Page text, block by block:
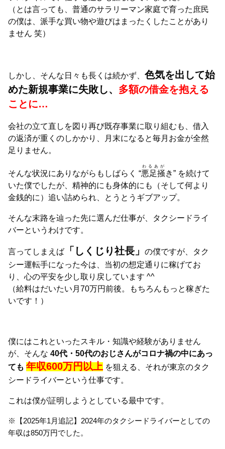
（とは言っても、普通のサラリーマン家庭で育った庶民
の僕は、派手な買い物や遊びはまったくしたことがあり
ません 笑）
しかし、そんな日々も長くは続かず、色気を出して始
めた新規事業に失敗し、 多額の借金を抱える
ことに…
会社の立て直しを図り再び既存事業に取り組むも、借入
の返済が重くのしかかり、月末になると毎月お金が全然
足りません。
そんな状況にありながらもしばらく “悪足掻
わるあが
き” を続けて
いた僕でしたが、精神的にも身体的にも（そして何より
金銭的に）追い詰められ、とうとうギブアップ。
そんな末路を辿った先に選んだ仕事が、タクシードライ
バーというわけです。
言ってしまえば 「しくじり社長」の僕ですが、タク
シー運転手になった今は、当初の想定通りに稼げてお
り、心の平安を少し取り戻しています ^^
（給料はだいたい月70万円前後。もちろんもっと稼ぎた
いです！）
僕にはこれといったスキル・知識や経験がありません
が、そんな40代・50代のおじさんがコロナ禍の中にあっ
ても 年収600万円以上 を狙える、それが東京のタク
シードライバーという仕事です。
これは僕が証明しようとしている最中です。
※【2025年1月追記】2024年のタクシードライバーとしての
年収は850万円でした。